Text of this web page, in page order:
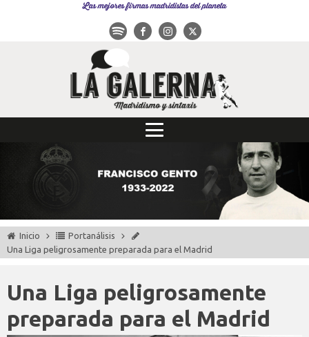
Las mejores firmas madridistas del planeta
Inicio
Portanálisis
Una Liga peligrosamente preparada para el Madrid
Una Liga peligrosamente
preparada para el Madrid